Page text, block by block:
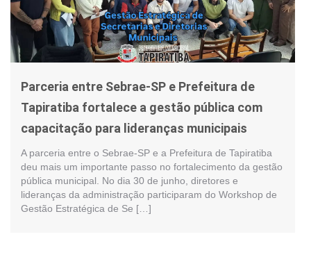
Parceria entre Sebrae-SP e Prefeitura de
Tapiratiba fortalece a gestão pública com
capacitação para lideranças municipais
A parceria entre o Sebrae-SP e a Prefeitura de Tapiratiba
deu mais um importante passo no fortalecimento da gestão
pública municipal. No dia 30 de junho, diretores e
lideranças da administração participaram do Workshop de
Gestão Estratégica de Se […]